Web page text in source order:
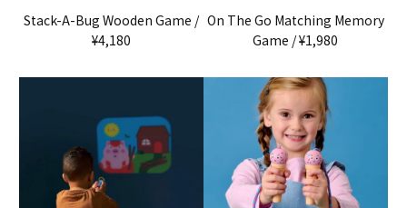
Stack-A-Bug Wooden Game /
¥4,180
On The Go Matching Memory
Game / ¥1,980